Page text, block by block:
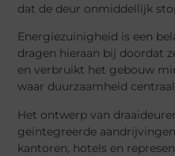
dat de deur onmiddellijk
Energiezuinigheid is een
dragen hieraan bij doordat
en verbruikt het gebouw
waar duurzaamheid
Het ontwerp van
geïntegreerde
kantoren, hotels en